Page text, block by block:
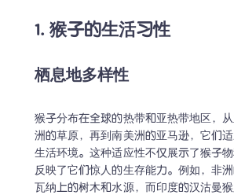
1. 猴子的生活习性
栖息地多样性
猴子分布在全球的热带和亚热带地区，
洲的草原，再到南美洲的亚马逊，它们
生活环境。这种适应性不仅展示了猴子
反映了它们惊人的生存能力。例如，非
瓦纳上的树木和水源，而印度的汉沽曼